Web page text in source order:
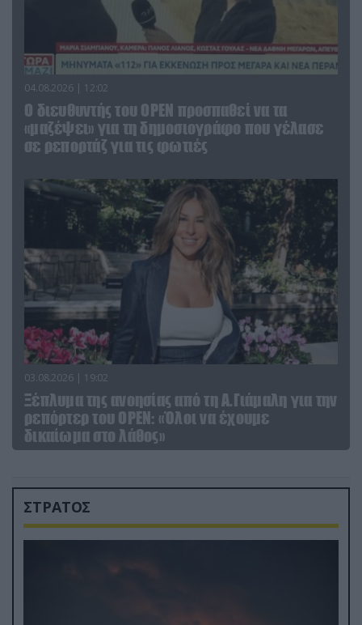
04.08.2026 | 12:02
O διευθυντής του OPEN προσπαθεί να τα
«μαζέψει» για τη δημοσιογράφο που γέλασε
σε ρεπορτάζ για τις φωτιές
03.08.2026 | 19:02
Ξέπλυμα της ανοησίας από τη Α.Γιάμαλη για την
ρεπόρτερ του ΟΡΕΝ: «Όλοι να έχουμε
δικαίωμα στο λάθος»
ΣΤΡΑΤΟΣ